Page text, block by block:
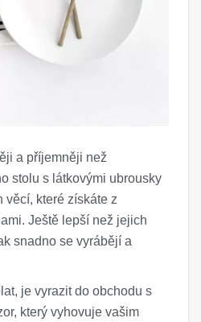
a příjemněji než
stolu s látkovými ubrousky
věcí, které získáte z
Ještě lepší než jejich
snadno se vyrábějí a
je vyrazit do obchodu s
​​který vyhovuje vašim